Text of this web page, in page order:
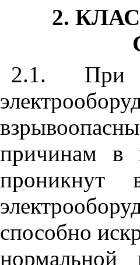
2.
2.1. При
причинам в
проникнут
способно
нормальной